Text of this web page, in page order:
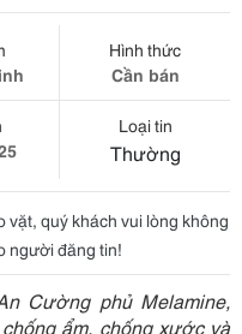
Hình thức
Cần bán
Loại tin
Thường
quý khách vui lòng không
người đăng tin!
Cường phủ Melamine,
ẩm, chống xước và